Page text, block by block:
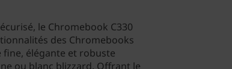
le Chromebook C330
des Chromebooks
élégante et robuste
ou blanc blizzard. Offrant le